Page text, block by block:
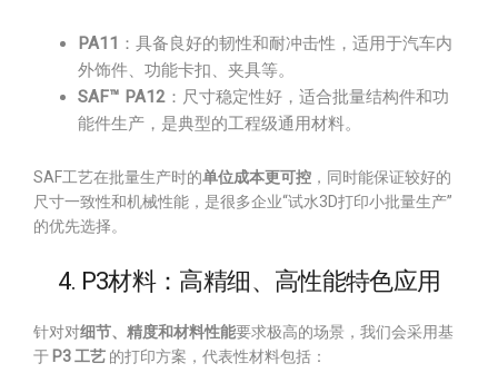
PA11 ：具备良好的韧性和耐冲击性，适用于汽车内
外饰件、功能卡扣、夹具等。
SAF™ PA12 ：尺寸稳定性好，适合批量结构件和功
能件生产，是典型的工程级通用材料。
SAF工艺在批量生产时的单位成本更可控 ，同时能保证较好的
尺寸一致性和机械性能，是很多企业“试水3D打印小批量生产”
的优先选择。
4. P3材料：高精细、高性能特色应用
针对对细节、精度和材料性能要求极高的场景，我们会采用基
于 P3 工艺 的打印方案，代表性材料包括：